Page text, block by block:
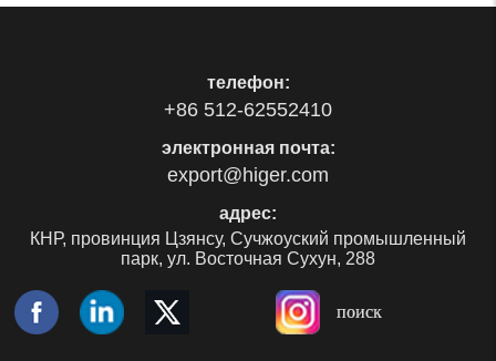
телефон:
+86 512-62552410
электронная почта:
export@higer.com
адрес:
КНР, провинция Цзянсу, Сучжоуский промышленный
парк, ул. Восточная Сухун, 288
поиск